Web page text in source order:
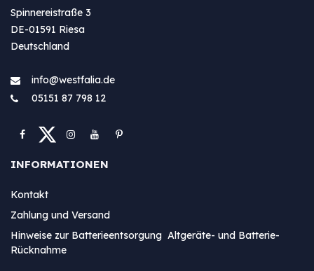
Spinnereistraße 3
DE-01591 Riesa
Deutschland
info@westfa​lia.de
05151 87 798 12
INFORMATIONEN
Kontakt
Zahlung und Versand
Hinweise zur Batterieentsorgung Altgeräte- und Batterie-
Rücknahme